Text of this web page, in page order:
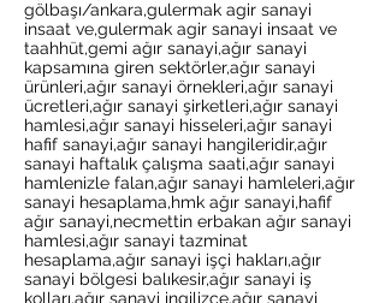
gölbaşı/ankara,gulermak agir sanayi
insaat ve,gulermak agir sanayi insaat ve
taahhüt,gemi ağır sanayi,ağır sanayi
kapsamına giren sektörler,ağır sanayi
ürünleri,ağır sanayi örnekleri,ağır sanayi
ücretleri,ağır sanayi şirketleri,ağır sanayi
hamlesi,ağır sanayi hisseleri,ağır sanayi
hafif sanayi,ağır sanayi hangileridir,ağır
sanayi haftalık çalışma saati,ağır sanayi
hamlenizle falan,ağır sanayi hamleleri,ağır
sanayi hesaplama,hmk ağır sanayi,hafif
ağır sanayi,necmettin erbakan ağır sanayi
hamlesi,ağır sanayi tazminat
hesaplama,ağır sanayi işçi hakları,ağır
sanayi bölgesi balıkesir,ağır sanayi iş
kolları,ağır sanayi ingilizce,ağır sanayi